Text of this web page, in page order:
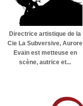
Directrice artistique de la
Cie La Subversive, Aurore
Evain est metteuse en
scène, autrice et...